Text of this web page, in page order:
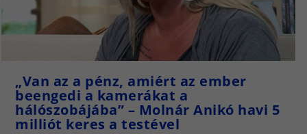
„Van az a pénz, amiért az ember
beengedi a kamerákat a
hálószobájába” – Molnár Anikó havi 5
milliót keres a testével